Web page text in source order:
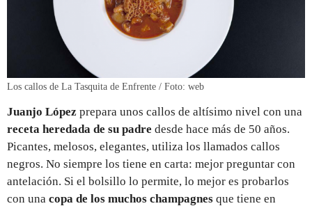
Los callos de La Tasquita de Enfrente / Foto: web
Juanjo López prepara unos callos de altísimo nivel con una
receta heredada de su padre desde hace más de 50 años.
Picantes, melosos, elegantes, utiliza los llamados callos
negros. No siempre los tiene en carta: mejor preguntar con
antelación. Si el bolsillo lo permite, lo mejor es probarlos
con una copa de los muchos champagnes que tiene en